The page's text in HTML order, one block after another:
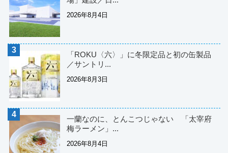
2026年8月4日
「ROKU〈六〉」に冬限定品と初の缶製品
／サントリ...
2026年8月3日
一蘭なのに、とんこつじゃない 「太宰府
梅ラーメン」...
2026年8月4日